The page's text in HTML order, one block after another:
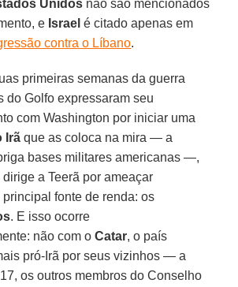
Unidos não são mencionados
e Israel é citado apenas em
contra o Líbano.
primeiras semanas da guerra
do Golfo expressaram seu
com Washington por iniciar uma
Irã que as coloca na mira — a
bases militares americanas —,
a Teerã por ameaçar
fonte de renda: os
. E isso ocorre
não com oCatar, o país
pró-Irã por seus vizinhos — a
os outros membros do Conselho